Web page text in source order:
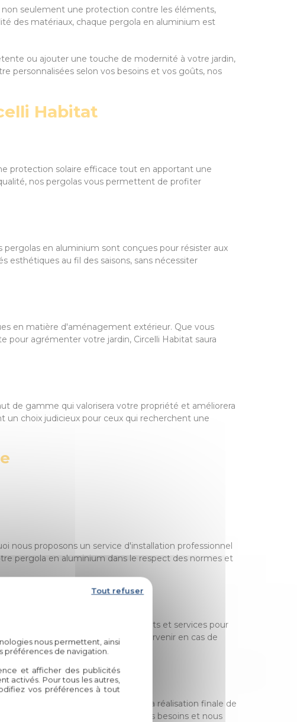
seulement une protection contre les éléments,
des matériaux, chaque pergola en aluminium est
ou ajouter une touche de modernité à votre jardin,
personnalisées selon vos besoins et vos goûts, nos
Habitat
protection solaire efficace tout en apportant une
nos pergolas vous permettent de profiter
en aluminium sont conçues pour résister aux
esthétiques au fil des saisons, sans nécessiter
en matière d'aménagement extérieur. Que vous
pour agrémenter votre jardin, Circelli Habitat saura
de gamme qui valorisera votre propriété et améliorera
choix judicieux pour ceux qui recherchent une
nous proposons un service d'installation professionnel
pergola en aluminium dans le respect des normes et
des garanties sur nos produits et services pour
à toutes vos questions et intervenir en cas de
Du premier contact jusqu'à la réalisation finale de
Nous sommes à l'écoute de vos besoins et nous
nous permettent, ainsi
préférences de navigation.
et afficher des publicités
activés. Pour tous les autres,
vos préférences à tout
Tout refuser